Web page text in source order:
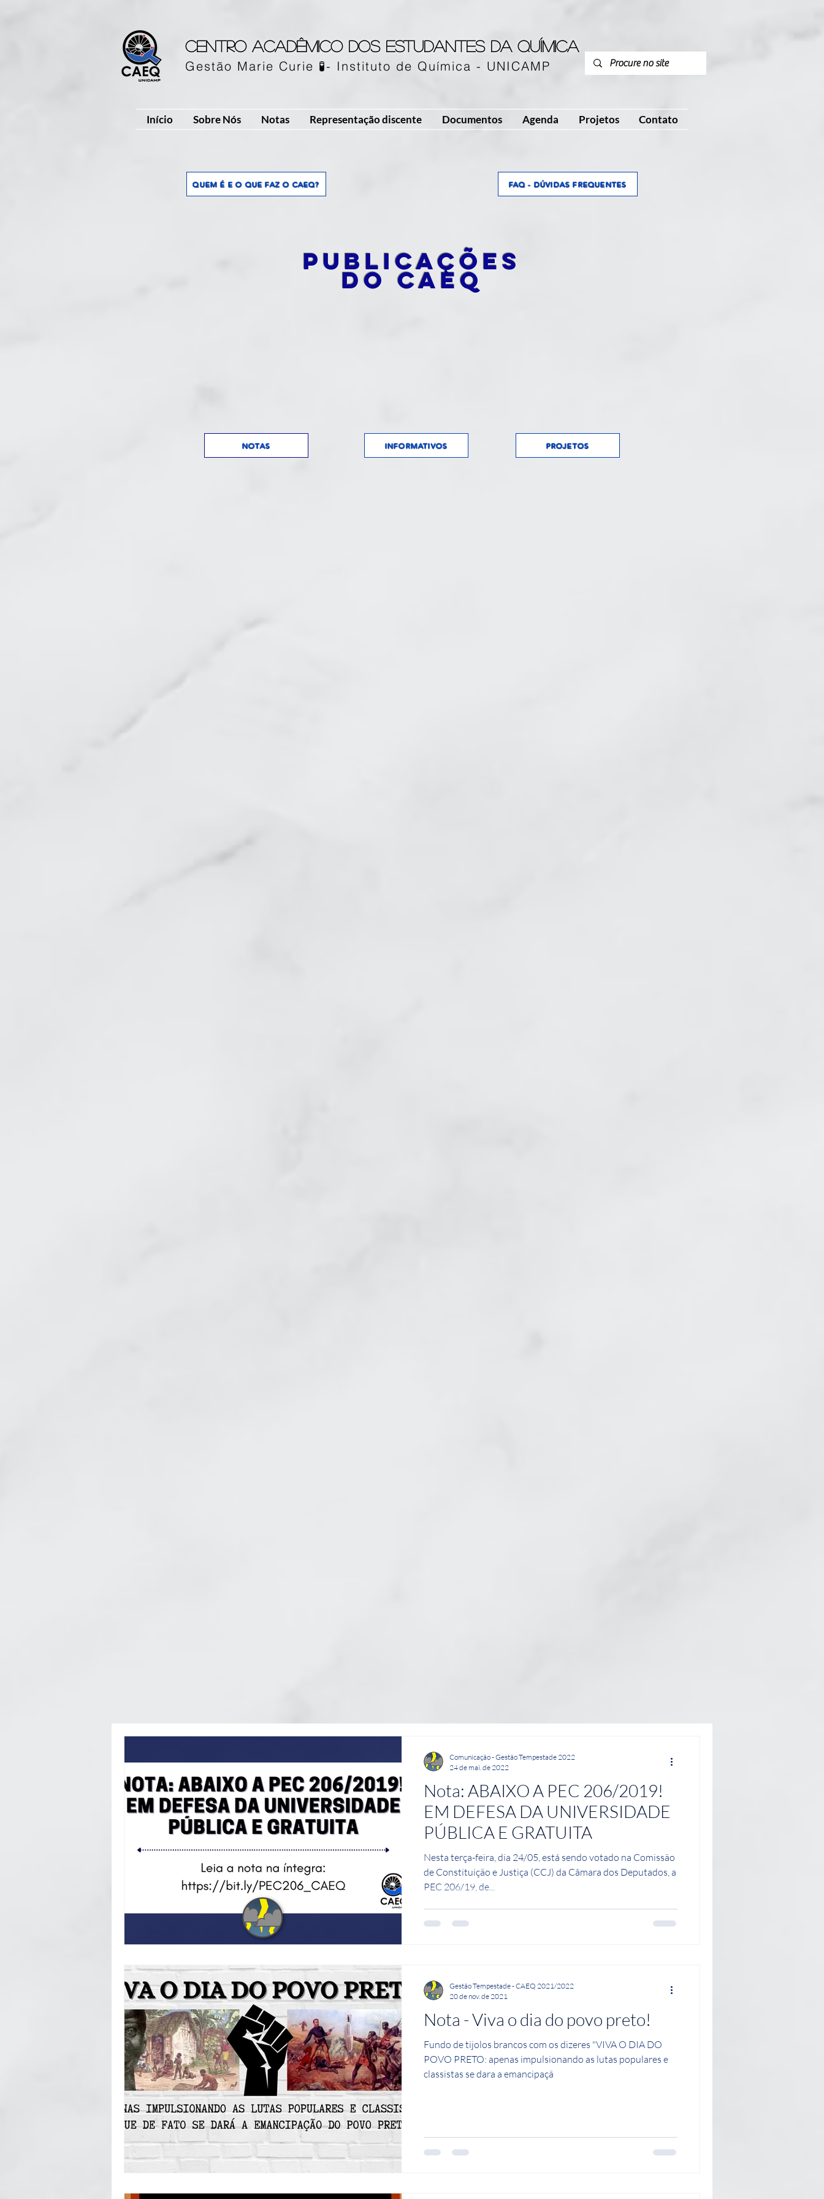
Centro acadêmico dos estudantes da química
Gestão Marie Curie 🧪- Instituto de Química - UNICAMP
Início Sobre Nós Notas Representação discente Documentos Agenda Projetos Contato
QUEM É E O QUE FAZ O CAEQ? FAQ - DÚVIDAS FREQUENTES
Publicações
do CAEQ
NOTAS INFORMATIVOS PROJETOS
Nota: ABAIXO A PEC 206/2019!
EM DEFESA DA UNIVERSIDADE
PÚBLICA E GRATUITA
Nesta terça-feira, dia 24/05, está sendo votado na Comissão
de Constituição e Justiça (CCJ) da Câmara dos Deputados, a
PEC 206/19, de...
Comunicação - Gestão Tempestade 2022
24 de mai. de 2022
Nota - Viva o dia do povo preto!
Fundo de tijolos brancos com os dizeres "VIVA O DIA DO
POVO PRETO: apenas impulsionando as lutas populares e
classistas se dara a emancipaçã
Gestão Tempestade - CAEQ 2021/2022
20 de nov. de 2021